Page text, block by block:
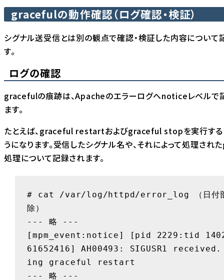
gracefulの動作確認（ログ確認・検証）
シグナル送受信とは別の観点で確認・検証した内容について
す。
ログの確認
gracefulの痕跡は、Apacheのエラーログへnoticeレベルで
ます。
たとえば、graceful restartおよびgraceful stopを実行する
うになります。受信したシグナル名や、それによって処理され
処理について記録されます。
# cat /var/log/httpd/error_log （日付部
除）
--- 略 ---
[mpm_event:notice] [pid 2229:tid
61652416] AH00493: SIGUSR1
ing graceful restart
--- 略 ---